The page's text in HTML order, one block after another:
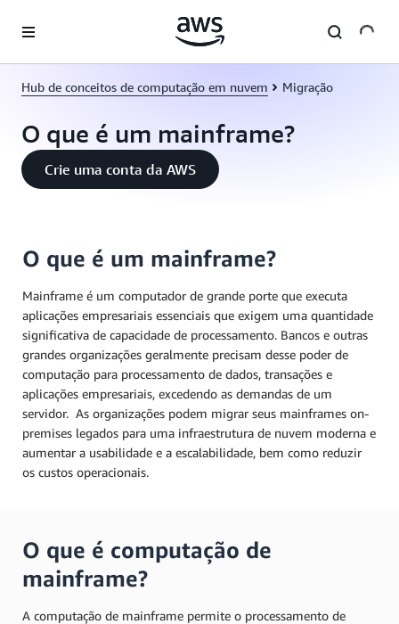
Pular para o conteúdo principal
Hub de conceitos de computação em nuvem Migração
O que é um mainframe?
Crie uma conta da AWS
O que é um mainframe?
Mainframe é um computador de grande porte que executa
aplicações empresariais essenciais que exigem uma quantidade
significativa de capacidade de processamento. Bancos e outras
grandes organizações geralmente precisam desse poder de
computação para processamento de dados, transações e
aplicações empresariais, excedendo as demandas de um
servidor. As organizações podem migrar seus mainframes on-
premises legados para uma infraestrutura de nuvem moderna e
aumentar a usabilidade e a escalabilidade, bem como reduzir
os custos operacionais.
O que é computação de
mainframe?
A computação de mainframe permite o processamento de